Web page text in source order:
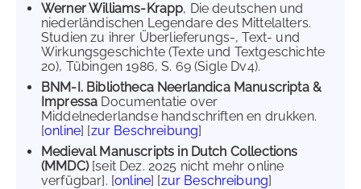
Werner Williams-Krapp, Die deutschen und
niederländischen Legendare des Mittelalters.
Studien zu ihrer Überlieferungs-, Text- und
Wirkungsgeschichte (Texte und Textgeschichte
20), Tübingen 1986, S. 69 (Sigle Dv4).
BNM-I. Bibliotheca Neerlandica Manuscripta &
Impressa Documentatie over
Middelnederlandse handschriften en drukken.
[online] [zur Beschreibung]
Medieval Manuscripts in Dutch Collections
(MMDC)[seit Dez. 2025 nicht mehr online
verfügbar]. [online] [zur Beschreibung]